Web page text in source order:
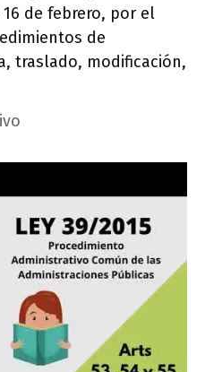
16 de febrero, por el
de
traslado, modificación,